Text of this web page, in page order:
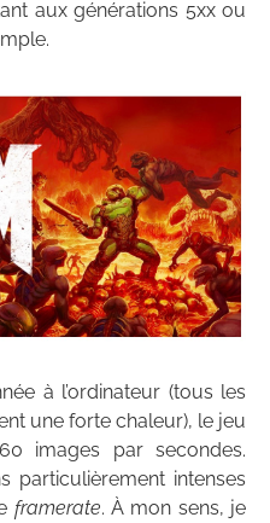
aux générations 5xx ou
à l’ordinateur (tous les
une forte chaleur), le jeu
images par secondes.
particulièrement intenses
framerate. À mon sens, je